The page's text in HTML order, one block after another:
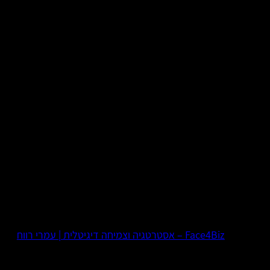
Face4Biz – אסטרטגיה וצמיחה דיגיטלית | עמרי רווח